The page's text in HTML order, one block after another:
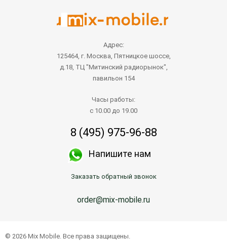
Адрес:
125464, г. Москва, Пятницкое шоссе,
д.18, ТЦ "Митинский радиорынок",
павильон 154
Часы работы:
с 10.00 до 19.00
8 (495) 975-96-88
Напишите нам
Заказать обратный звонок
order@mix-mobile.ru
© 2026 Mix Mobile. Все права защищены.